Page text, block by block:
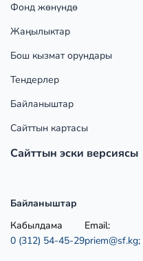
Фонд жөнүндө
Жаңылыктар
Бош кызмат орундары
Тендерлер
Байланыштар
Сайттын картасы
Сайттын эски версиясы
Байланыштар
Кабылдама
0 (312) 54-45-29
Email:
priem@sf.kg;